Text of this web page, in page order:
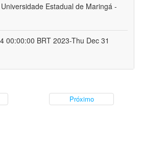
Universidade Estadual de Maringá -
00:00:00 BRT 2023-Thu Dec 31
Próximo